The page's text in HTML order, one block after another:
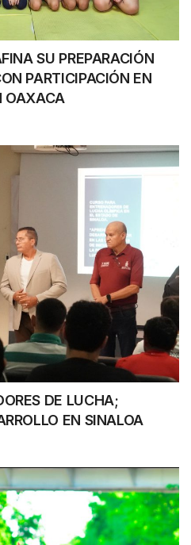
SU PREPARACIÓN
PARTICIPACIÓN EN
OAXACA
DE LUCHA;
EN SINALOA